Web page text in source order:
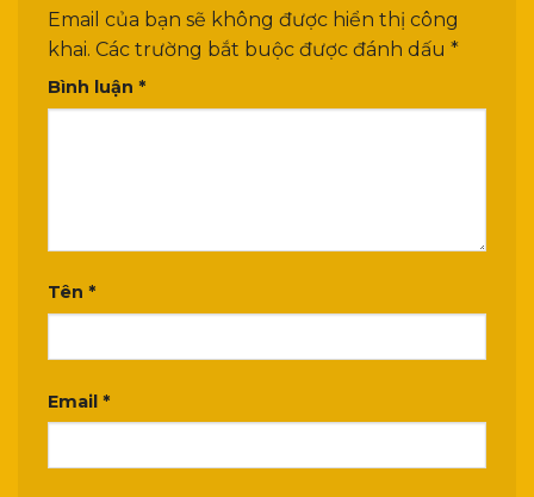
Email của bạn sẽ không được hiển thị công
khai. Các trường bắt buộc được đánh dấu *
Bình luận *
Tên *
Email *